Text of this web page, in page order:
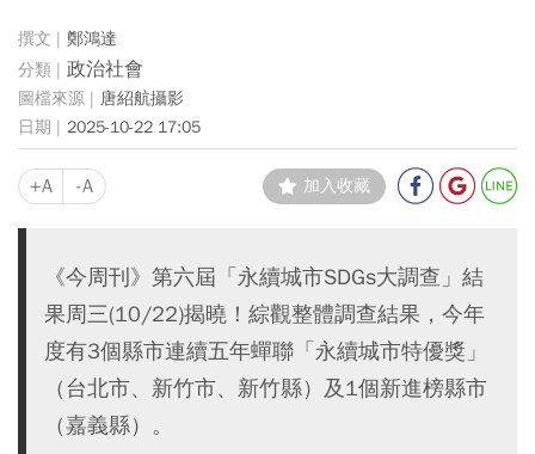
鄭鴻達
政治社會
唐紹航攝影
2025-10-22 17:05
+A -A 加入收藏
《今周刊》第六屆「永續城市SDGs大調查」結
果周三(10/22)揭曉！綜觀整體調查結果，今年
度有3個縣市連續五年蟬聯「永續城市特優獎」
（台北市、新竹市、新竹縣）及1個新進榜縣市
（嘉義縣）。